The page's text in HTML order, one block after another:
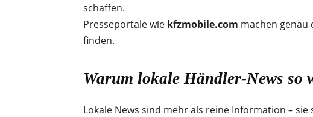
schaffen.
Presseportale wie kfzmobile.com machen genau
finden.
Warum lokale Händler-News so
Lokale News sind mehr als reine Information –